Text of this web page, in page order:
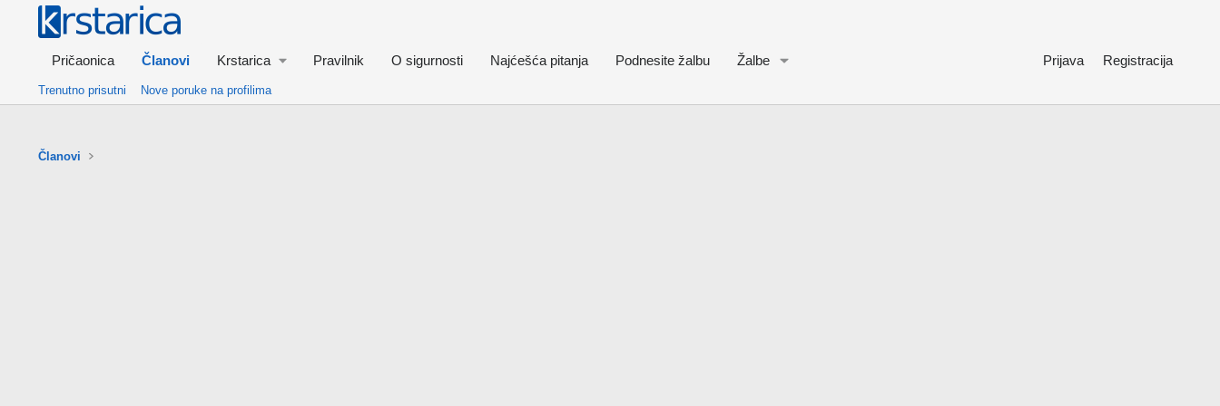
Pričaonica Članovi Krstarica Pravilnik O sigurnosti Najćešća pitanja Podnesite žalbu Žalbe Prijava Registracija
Trenutno prisutni Nove poruke na profilima
Članovi